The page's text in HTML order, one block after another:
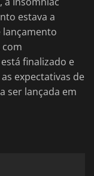
estava a
lançamento
finalizado e
expectativas de
ser lançada em